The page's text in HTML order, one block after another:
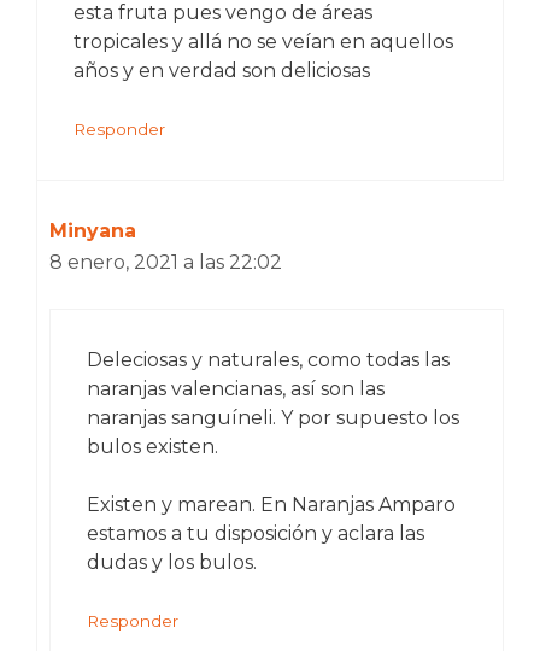
esta fruta pues vengo de áreas
tropicales y allá no se veían en aquellos
años y en verdad son deliciosas
Responder
Minyana
8 enero, 2021 a las 22:02
Deleciosas y naturales, como todas las
naranjas valencianas, así son las
naranjas sanguíneli. Y por supuesto los
bulos existen.
Existen y marean. En Naranjas Amparo
estamos a tu disposición y aclara las
dudas y los bulos.
Responder